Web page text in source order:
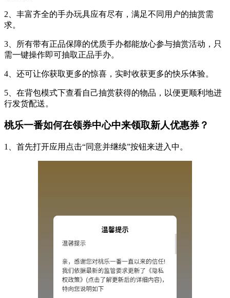
2、丰富齐全的手办玩具应有尽有，满足不同用户的抽赏需
求。
3、所有带有正品保障的优质手办都能放心参与抽赏活动，只
需一键操作即可抽取正品手办。
4、还可让你获取更多的惊喜，实时收获更多的快乐体验。
5、在背包模式下查看自己抽赏获得的物品，以便更顺利地进
行发货配送。
桃乐一番如何在领券中心中来领取新人优惠券？
1、首先打开应用点击“同意并继续”按钮来进入中。